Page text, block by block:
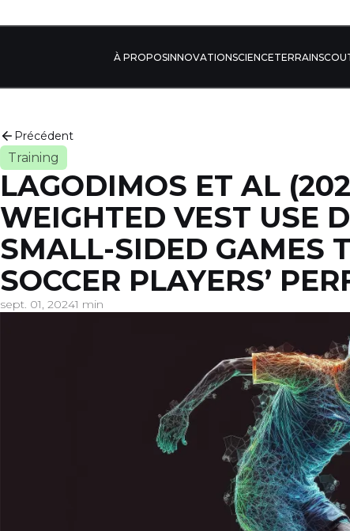
INNOVATIONSCIENCETERRAIN
À PROPOS
Précédent
Training
LAGODIMOS ET AL
WEIGHTED VEST USE
SMALL-SIDED GAMES
SOCCER PLAYERS’
sept. 01, 20241 min